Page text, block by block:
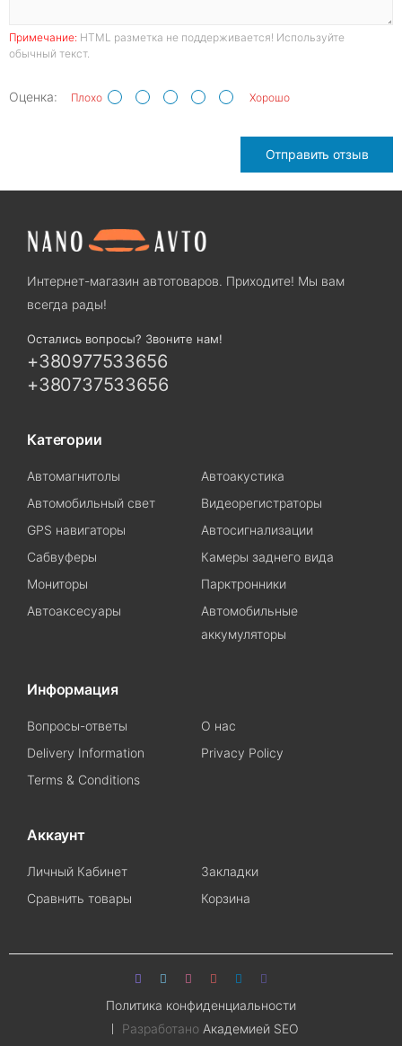
Примечание: HTML разметка не поддерживается! Используйте
обычный текст.
Оценка: Плохо Хорошо
Отправить отзыв
Интернет-магазин автотоваров. Приходите! Мы вам
всегда рады!
Остались вопросы? Звоните нам!
+380977533656
+380737533656
Категории
Автомагнитолы
Автоакустика
Автомобильный свет
Видеорегистраторы
GPS навигаторы
Автосигнализации
Сабвуферы
Камеры заднего вида
Мониторы
Парктронники
Автоаксесуары
Автомобильные
аккумуляторы
Информация
Вопросы-ответы
О нас
Delivery Information
Privacy Policy
Terms & Conditions
Аккаунт
Личный Кабинет
Закладки
Сравнить товары
Корзина
Политика конфиденциальности
Разработано Академией SEO